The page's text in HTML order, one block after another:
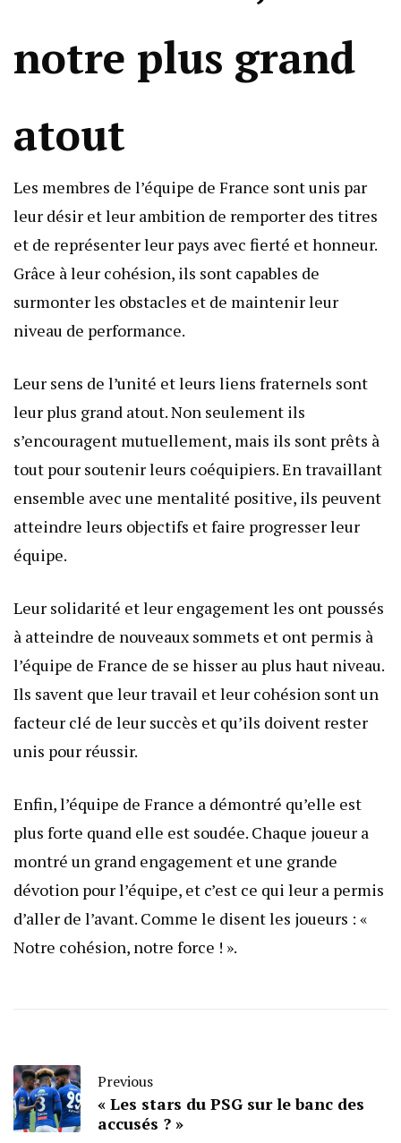
notre plus grand
atout
Les membres de l’équipe de France sont unis par
leur désir et leur ambition de remporter des titres
et de représenter leur pays avec fierté et honneur.
Grâce à leur cohésion, ils sont capables de
surmonter les obstacles et de maintenir leur
niveau de performance.
Leur sens de l’unité et leurs liens fraternels sont
leur plus grand atout. Non seulement ils
s’encouragent mutuellement, mais ils sont prêts à
tout pour soutenir leurs coéquipiers. En travaillant
ensemble avec une mentalité positive, ils peuvent
atteindre leurs objectifs et faire progresser leur
équipe.
Leur solidarité et leur engagement les ont poussés
à atteindre de nouveaux sommets et ont permis à
l’équipe de France de se hisser au plus haut niveau.
Ils savent que leur travail et leur cohésion sont un
facteur clé de leur succès et qu’ils doivent rester
unis pour réussir.
Enfin, l’équipe de France a démontré qu’elle est
plus forte quand elle est soudée. Chaque joueur a
montré un grand engagement et une grande
dévotion pour l’équipe, et c’est ce qui leur a permis
d’aller de l’avant. Comme le disent les joueurs : «
Notre cohésion, notre force ! ».
Previous
« Les stars du PSG sur le banc des
accusés ? »